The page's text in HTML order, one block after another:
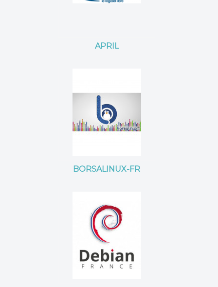
APRIL
BORSALINUX-FR